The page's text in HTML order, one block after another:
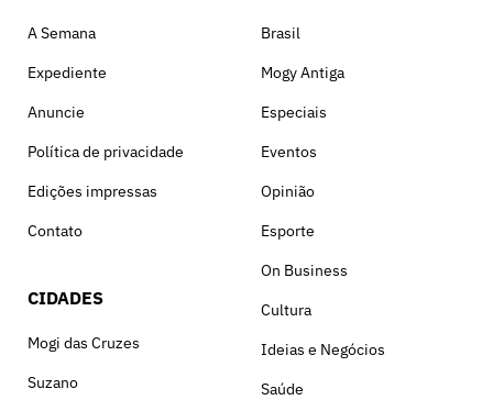
A Semana
Expediente
Anuncie
Política de privacidade
Edições impressas
Contato
CIDADES
Mogi das Cruzes
Suzano
Brasil
Mogy Antiga
Especiais
Eventos
Opinião
Esporte
On Business
Cultura
Ideias e Negócios
Saúde